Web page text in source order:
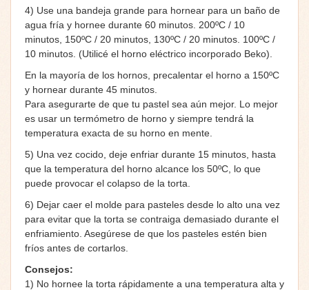
4) Use una bandeja grande para hornear para un baño de
agua fría y hornee durante 60 minutos. 200ºC / 10
minutos, 150ºC / 20 minutos, 130ºC / 20 minutos. 100ºC /
10 minutos. (Utilicé el horno eléctrico incorporado Beko).
En la mayoría de los hornos, precalentar el horno a 150ºC
y hornear durante 45 minutos.
Para asegurarte de que tu pastel sea aún mejor. Lo mejor
es usar un termómetro de horno y siempre tendrá la
temperatura exacta de su horno en mente.
5) Una vez cocido, deje enfriar durante 15 minutos, hasta
que la temperatura del horno alcance los 50ºC, lo que
puede provocar el colapso de la torta.
6) Dejar caer el molde para pasteles desde lo alto una vez
para evitar que la torta se contraiga demasiado durante el
enfriamiento. Asegúrese de que los pasteles estén bien
fríos antes de cortarlos.
Consejos:
1) No hornee la torta rápidamente a una temperatura alta y